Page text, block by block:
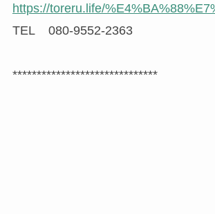
https://toreru.life/
TEL 080-9552-2363
******************************